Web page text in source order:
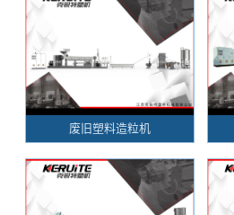
废旧塑料造粒机